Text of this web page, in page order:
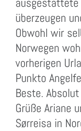
überzeugen
Obwohl wir
Norwegen
vorherigen
Punkto
Beste.
Grüße Ariane
Sørreisa in